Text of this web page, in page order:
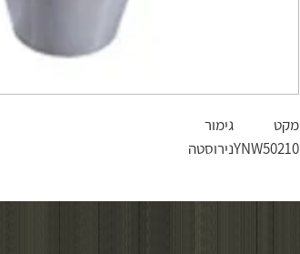
מקט
גימור
YNW50210נירוסטה